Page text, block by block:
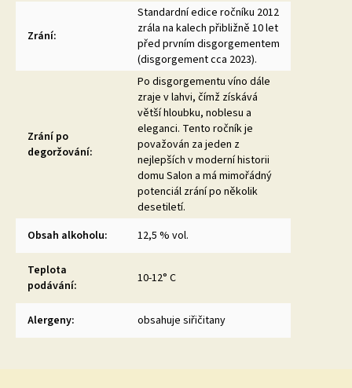
Zrání:
Standardní edice ročníku 2012
zrála na kalech přibližně 10 let
před prvním disgorgementem
(disgorgement cca 2023).
Zrání po
degoržování:
Po disgorgementu víno dále
zraje v lahvi, čímž získává
větší hloubku, noblesu a
eleganci. Tento ročník je
považován za jeden z
nejlepších v moderní historii
domu Salon a má mimořádný
potenciál zrání po několik
desetiletí.
Obsah alkoholu: 12,5 % vol.
Teplota
podávání: 10-12° C
Alergeny: obsahuje siřičitany